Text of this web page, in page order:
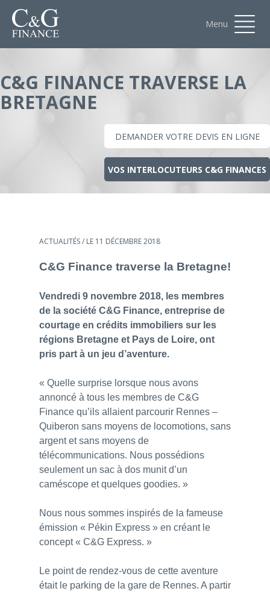
Menu
C&G FINANCE TRAVERSE LA
BRETAGNE
DEMANDER VOTRE DEVIS EN LIGNE
VOS INTERLOCUTEURS C&G FINANCES
ACTUALITÉS/ LE 11 DÉCEMBRE 2018
C&G Finance traverse la Bretagne!
Vendredi 9 novembre 2018, les membres
de la société C&G Finance, entreprise de
courtage en crédits immobiliers sur les
régions Bretagne et Pays de Loire, ont
pris part à un jeu d’aventure.
« Quelle surprise lorsque nous avons
annoncé à tous les membres de C&G
Finance qu’ils allaient parcourir Rennes –
Quiberon sans moyens de locomotions, sans
argent et sans moyens de
télécommunications. Nous possédions
seulement un sac à dos munit d’un
caméscope et quelques goodies. »
Nous nous sommes inspirés de la fameuse
émission « Pékin Express » en créant le
concept « C&G Express. »
Le point de rendez-vous de cette aventure
était le parking de la gare de Rennes. A partir